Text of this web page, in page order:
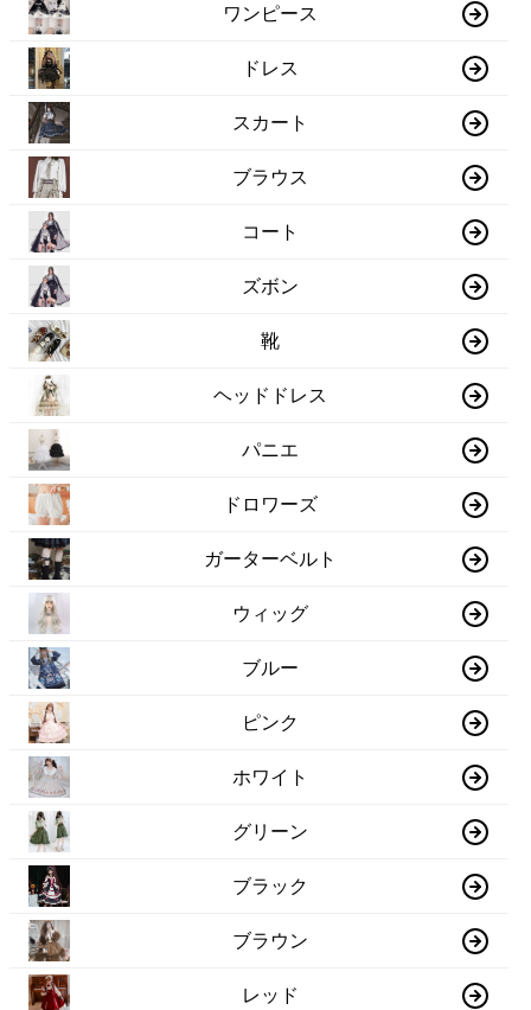
ワンピース
ドレス
スカート
ブラウス
コート
ズボン
靴
ヘッドドレス
パニエ
ドロワーズ
ガーターベルト
ウィッグ
ブルー
ピンク
ホワイト
グリーン
ブラック
ブラウン
レッド